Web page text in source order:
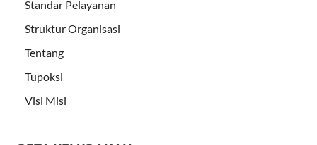
Standar Pelayanan
Struktur Organisasi
Tentang
Tupoksi
Visi Misi